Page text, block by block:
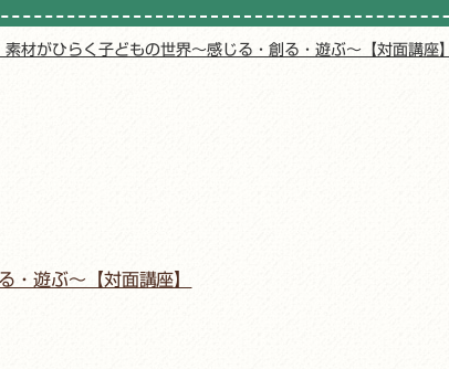
材がひらく子どもの世界〜感じる・創る・遊ぶ〜【対面講座】
遊ぶ〜【対面講座】